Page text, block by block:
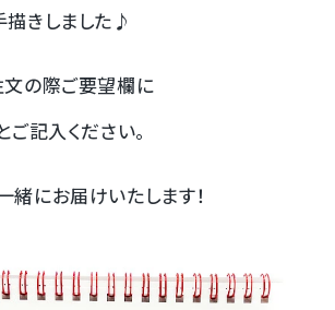
描きしました♪
文の際ご要望欄に
ご記入ください。
にお届けいたします！